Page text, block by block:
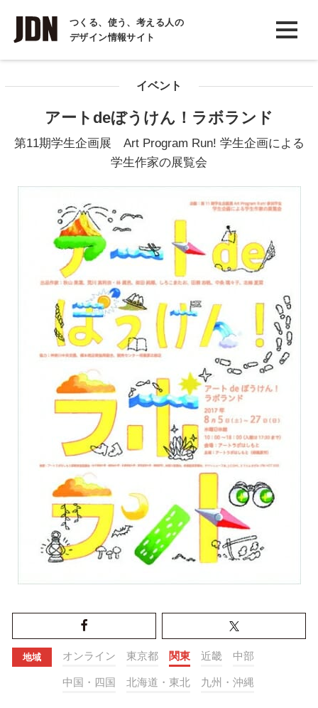
つくる、使う、考える人の
デザイン情報サイト
INTERVIEW
インタビュー
COLUMN
イベント
アートdeぼうけん！ラボランド
第11期学生企画展 Art Program Run! 学生企画による
学生作家の展覧会
地域 オンライン 東京都 関東 近畿 中部
中国・四国 北海道・東北 九州・沖縄